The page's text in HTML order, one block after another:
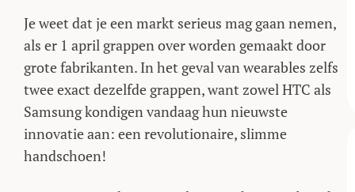
Je weet dat je een markt serieus mag gaan nemen,
als er 1 april grappen over worden gemaakt door
grote fabrikanten. In het geval van wearables zelfs
twee exact dezelfde grappen, want zowel HTC als
Samsung kondigen vandaag hun nieuwste
innovatie aan: een revolutionaire, slimme
handschoen!